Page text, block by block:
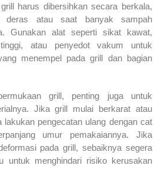
harus dibersihkan secara berkala,
deras atau saat banyak sampah
Gunakan alat seperti sikat kawat,
atau penyedot vakum untuk
menempel pada grill dan bagian
grill, penting juga untuk
Jika grill mulai berkarat atau
lakukan pengecatan ulang dengan cat
umur pemakaiannya. Jika
pada grill, sebaiknya segera
untuk menghindari risiko kerusakan